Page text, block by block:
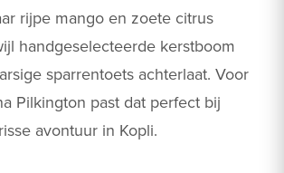
rijpe mango en zoete citrus
handgeselecteerde kerstboom
sparrentoets achterlaat. Voor
Pilkington past dat perfect bij
avontuur in Kopli.